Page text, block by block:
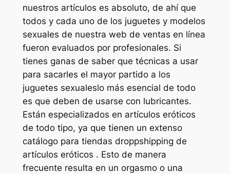
nuestros artículos es absoluto, de ahí que
todos y cada uno de los juguetes y modelos
sexuales de nuestra web de ventas en línea
fueron evaluados por profesionales. Si
tienes ganas de saber que técnicas a usar
para sacarles el mayor partido a los
juguetes sexualeslo más esencial de todo
es que deben de usarse con lubricantes.
Están especializados en artículos eróticos
de todo tipo, ya que tienen un extenso
catálogo para tiendas droppshipping de
artículos eróticos . Esto de manera
frecuente resulta en un orgasmo o una